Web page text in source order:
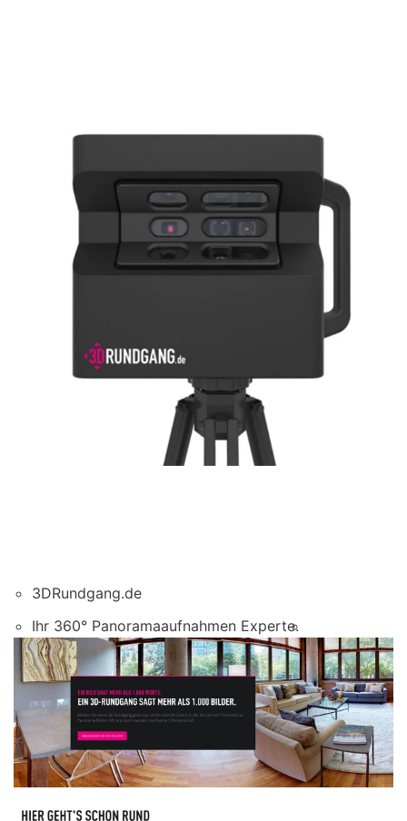
3DRundgang.de
Ihr 360° Panoramaaufnahmen Experte.